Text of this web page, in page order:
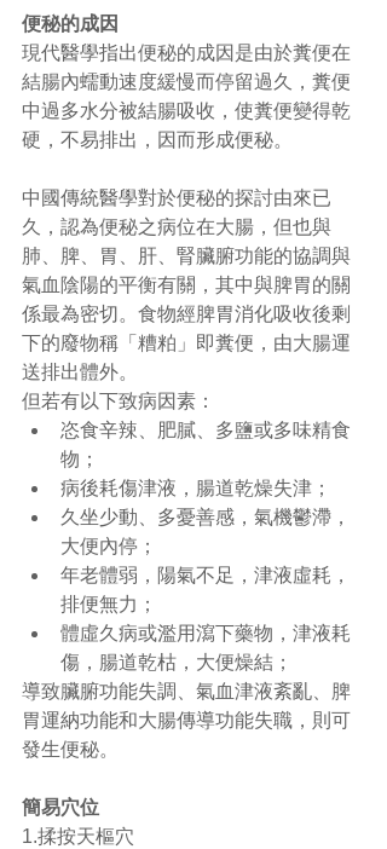
便秘的成因
現代醫學指出便秘的成因是由於糞便在
結腸內蠕動速度緩慢而停留過久，糞便
中過多水分被結腸吸收，使糞便變得乾
硬，不易排出，因而形成便秘。
中國傳統醫學對於便秘的探討由來已
久，認為便秘之病位在大腸，但也與
肺、脾、胃、肝、腎臟腑功能的協調與
氣血陰陽的平衡有關，其中與脾胃的關
係最為密切。食物經脾胃消化吸收後剩
下的廢物稱「糟粕」即糞便，由大腸運
送排出體外。
但若有以下致病因素：
恣食辛辣、肥膩、多鹽或多味精食
物；
病後耗傷津液，腸道乾燥失津；
久坐少動、多憂善感，氣機鬱滯，
大便內停；
年老體弱，陽氣不足，津液虛耗，
排便無力；
體虛久病或濫用瀉下藥物，津液耗
傷，腸道乾枯，大便燥結；
導致臟腑功能失調、氣血津液紊亂、脾
胃運納功能和大腸傳導功能失職，則可
發生便秘。
簡易穴位
1.揉按天樞穴